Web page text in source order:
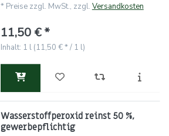
* Preise zzgl. MwSt., zzgl. Versandkosten
11,50 € *
Inhalt: 1 l (11,50 € * / 1 l)
Wasserstoffperoxid reinst 50 %,
gewerbepflichtig